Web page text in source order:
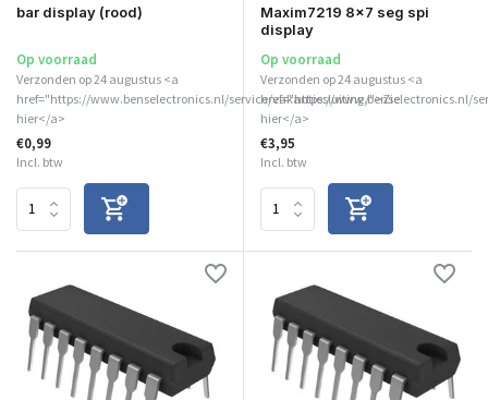
bar display (rood)
Op voorraad
Verzonden op 24 augustus <a
href="https://www.benselectronics.nl/service/vakantiesluiting/">Zie
hier</a>
€0,99
Incl. btw
Maxim7219 8x7 seg spi
display
Op voorraad
Verzonden op 24 augustus <a
href="https://www.benselectronics.nl/
hier</a>
€3,95
Incl. btw